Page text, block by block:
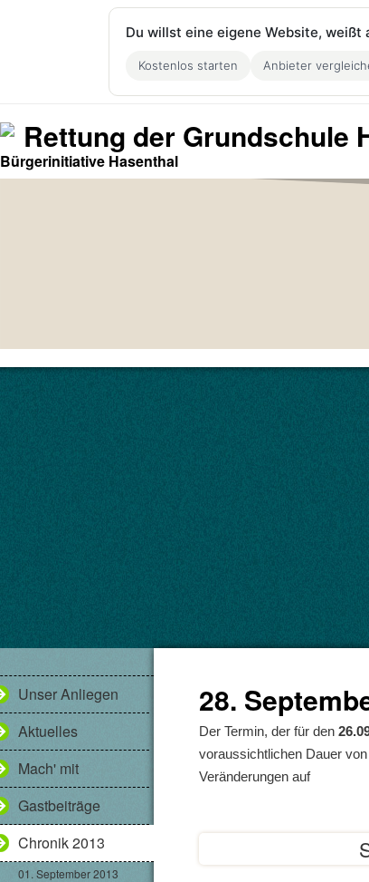
Rettung der Grundschule
Bürgerinitiative Hasenthal
Unser Anliegen
Aktuelles
Mach' mit
Gastbeiträge
Chronik 2013
01. September 2013
28.
Der Termin, der für den
voraussichtlichen Dauer
Veränderungen auf
Du willst eine eigene Website, weißt
Kostenlos starten Anbieter